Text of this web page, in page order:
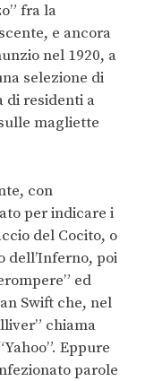
fra la
e ancora
nel 1920, a
selezione di
di residenti a
magliette
con
per indicare i
del Cocito, o
dell’Inferno, poi
ed
Swift che, nel
chiama
Eppure
parole